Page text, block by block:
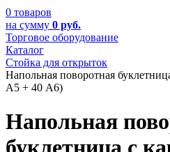
0 товаров
на сумму 0 руб.
Торговое оборудование
Каталог
Cтойка для открыток
Напольная поворотная
А5 + 40 А6)
Напольная